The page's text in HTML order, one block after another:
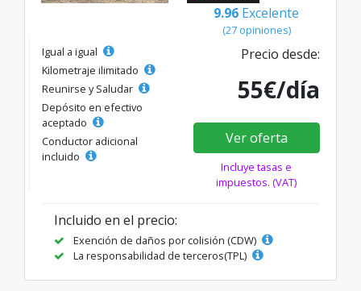
9.96 Excelente
(27 opiniones)
Igual a igual
Kilometraje ilimitado
Reunirse y Saludar
Depósito en efectivo
aceptado
Conductor adicional
incluido
Precio desde:
55€/día
Ver oferta
Incluye tasas e
impuestos. (VAT)
Incluido en el precio:
Exención de daños por colisión (CDW)
La responsabilidad de terceros(TPL)